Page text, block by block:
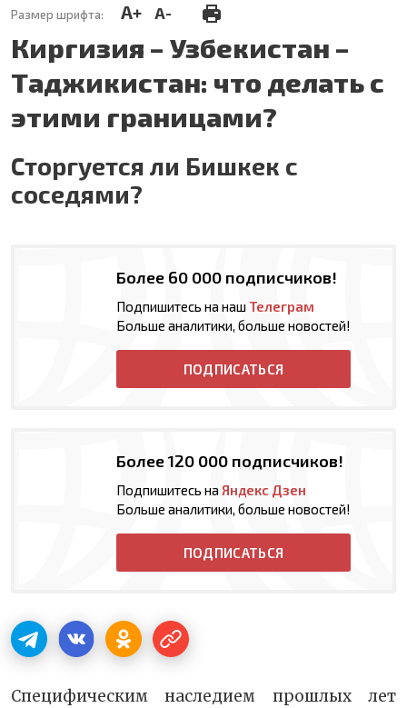
Размер шрифта: A+ A-
Киргизия – Узбекистан –
Таджикистан: что делать с
этими границами?
Сторгуется ли Бишкек с
соседями?
Более 60 000 подписчиков!
Подпишитесь на наш Телеграм
Больше аналитики, больше новостей!
ПОДПИСАТЬСЯ
Более 120 000 подписчиков!
Подпишитесь на Яндекс Дзен
Больше аналитики, больше новостей!
ПОДПИСАТЬСЯ
Специфическим наследием прошлых лет